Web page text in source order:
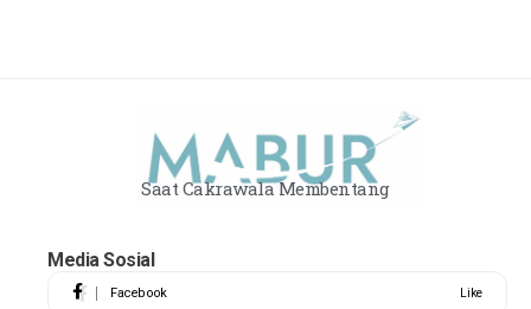
Saat Cakrawala Membentang
Media Sosial
Facebook Like